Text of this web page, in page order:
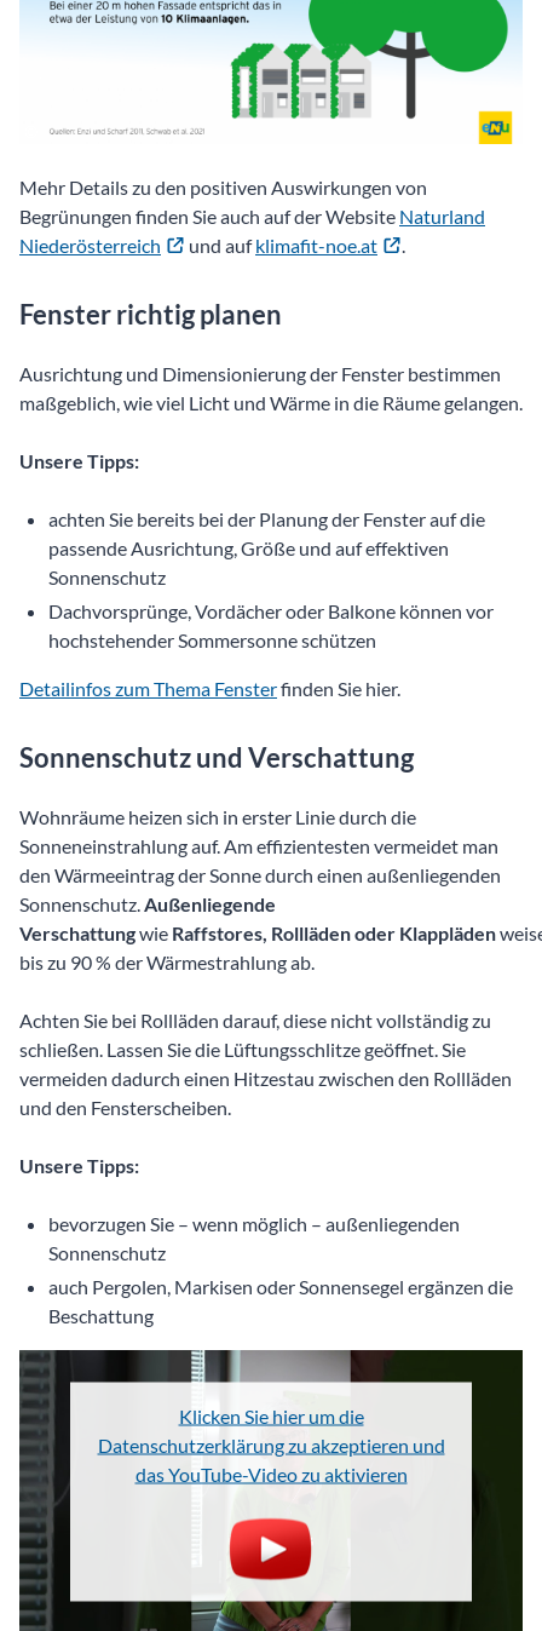
Mehr Details zu den positiven Auswirkungen von
Begrünungen finden Sie auch auf der Website Naturland
Niederösterreich
und aufklimafit-noe.at
Fenster richtig planen
Ausrichtung und Dimensionierung der Fenster bestimmen
maßgeblich, wie viel Licht und Wärme in die Räume gelangen.
Unsere Tipps:
achten Sie bereits bei der Planung der Fenster auf die
passende Ausrichtung, Größe und auf effektiven
Sonnenschutz
Dachvorsprünge, Vordächer oder Balkone können vor
hochstehender Sommersonne schützen
Detailinfos zum Thema Fensterfinden Sie hier.
Sonnenschutz und Verschattung
Wohnräume heizen sich in erster Linie durch die
Sonneneinstrahlung auf. Am effizientesten vermeidet man
den Wärmeeintrag der Sonne durch einen außenliegenden
Sonnenschutz. Außenliegende
Verschattungwie Raffstores, Rollläden oder Klappläden
bis zu 90 % der Wärmestrahlung ab.
Achten Sie bei Rollläden darauf, diese nicht vollständig zu
schließen. Lassen Sie die Lüftungsschlitze geöffnet. Sie
vermeiden dadurch einen Hitzestau zwischen den Rollläden
und den Fensterscheiben.
Unsere Tipps:
bevorzugen Sie – wenn möglich – außenliegenden
Sonnenschutz
auch Pergolen, Markisen oder Sonnensegel ergänzen die
Beschattung
Klicken Sie hier um die
Datenschutzerklärung zu akzeptieren und
das YouTube-Video zu aktivieren